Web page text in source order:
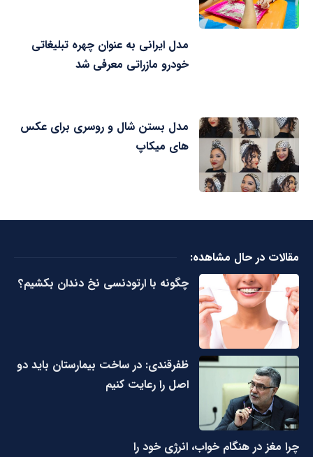
مدل ایرانی به عنوان چهره تبلیغاتی
خودرو مازراتی معرفی شد
مدل بستن شال و روسری برای عکس
های میکاپ
مقالات در حال مشاهده:
چگونه با ارتودنسی نخ دندان بکشیم؟
ظفرقندی: در ساخت بیمارستان باید دو
اصل را رعایت کنیم
چرا مغز در هنگام خواب، انرژی خود را